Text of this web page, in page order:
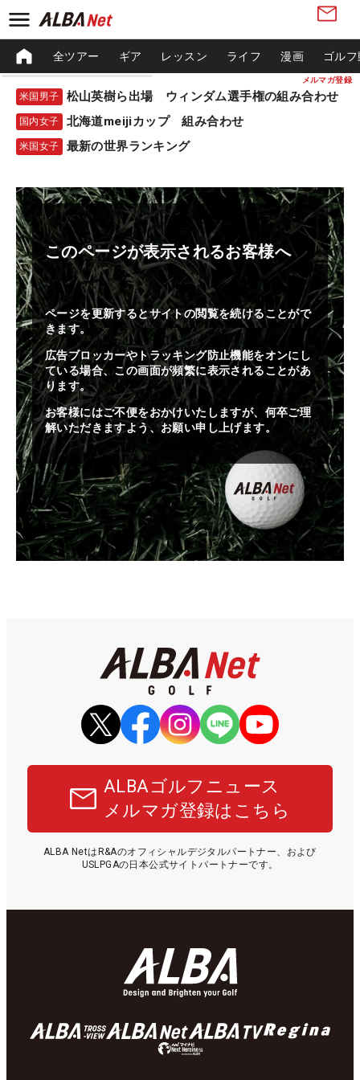
メルマガ登録
全ツアー ギア レッスン ライフ 漫画 ゴル
米国男子 松山英樹ら出場 ウィンダム選手権の組み合わせ
国内女子 北海道meijiカップ 組み合わせ
米国女子 最新の世界ランキング
このページが表示されるお客様へ
ページを更新するとサイトの閲覧を続けることがで
きます。
広告ブロッカーやトラッキング防止機能をオンにし
ている場合、この画面が頻繁に表示されることがあ
ります。
お客様にはご不便をおかけいたしますが、何卒ご理
解いただきますよう、お願い申し上げます。
ALBAゴルフニュース
メルマガ登録はこちら
ALBA NetはR&Aのオフィシャルデジタルパートナー、および
USLPGAの日本公式サイトパートナーです。